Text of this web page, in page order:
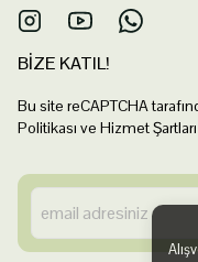
BİZE KATIL!
Bu site reCAPTCHA
Politikası ve Hizmet